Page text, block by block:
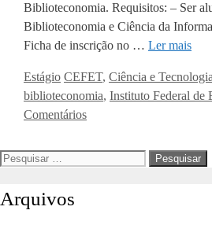
Biblioteconomia. Requisitos: – Ser
Biblioteconomia e Ciência da
Ficha de inscrição no … Ler mais
Categorias
Estágio Tags
CEFET, Ciência e Tecnologia
biblioteconomia, Instituto Federal de
Comentários
Pesquisar
Arquivos